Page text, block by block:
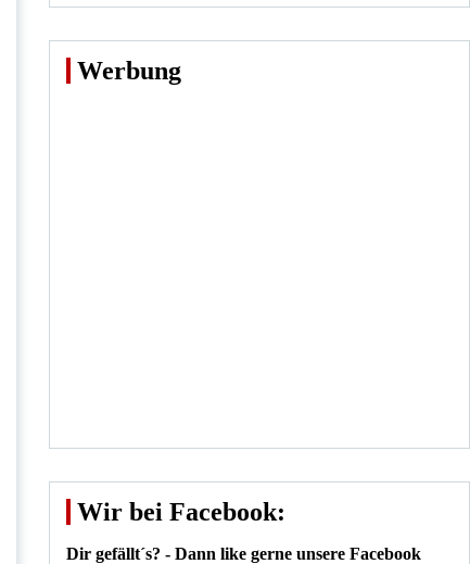
Werbung
Wir bei Facebook:
Dir gefällt´s? - Dann like gerne unsere Facebook